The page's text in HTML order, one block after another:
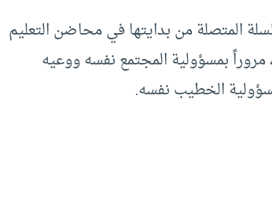
المتصلة من بدايتها في محاضن التعليم
مروراً بمسؤولية المجتمع نفسه ووعيه
الخطيب نفسه.